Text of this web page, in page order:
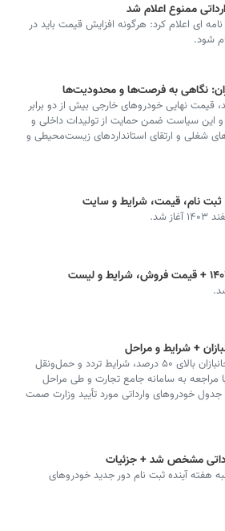
ممنوع اعلام شد
ای اعلام کرد: هرگونه افزایش قیمت باید در
شود.
نگاهی به فرصت‌ها و محدودیت‌ها
تعرفه گمرکی واردات خودرو به ۹۰ درصد، قیمت نهایی خودروهای خارجی بیش از دو برابر
این سیاست ضمن حمایت از تولیدات داخلی و
شغلی و ارتقای استانداردهای زیست‌محیطی و
شد.
+ شرایط و مراحل
دولت با اجرای طرح واردات خودروهای ویژه برای جانبازان بالای ۵۰ درصد، شرایط تردد و حمل‌ونقل
مراجعه به سامانه جامع تجارت و طی مراحل
جدول خودروهای وارداتی مورد تأیید وزارت صمت
مشخص شد + جزئیات
هفته آینده ثبت نام دور جدید خودروهای